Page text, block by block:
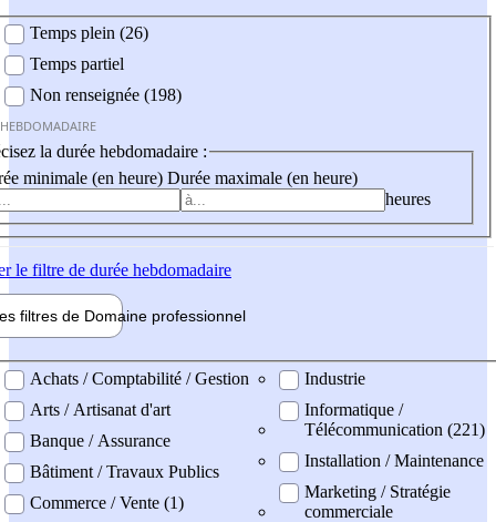
Temps plein (26)
Temps partiel
Non renseignée (198)
la durée hebdomadaire :
minimale (en heure) Durée maximale (en heure)
heures
le filtre de durée hebdomadaire
filtres de Domaine professionnel
professionel
Achats / Comptabilité / Gestion
Arts / Artisanat d'art
Banque / Assurance
Bâtiment / Travaux Publics
Commerce / Vente (1)
Industrie
Informatique /
Télécommunication (221)
Installation / Maintenance
Marketing / Stratégie
commerciale